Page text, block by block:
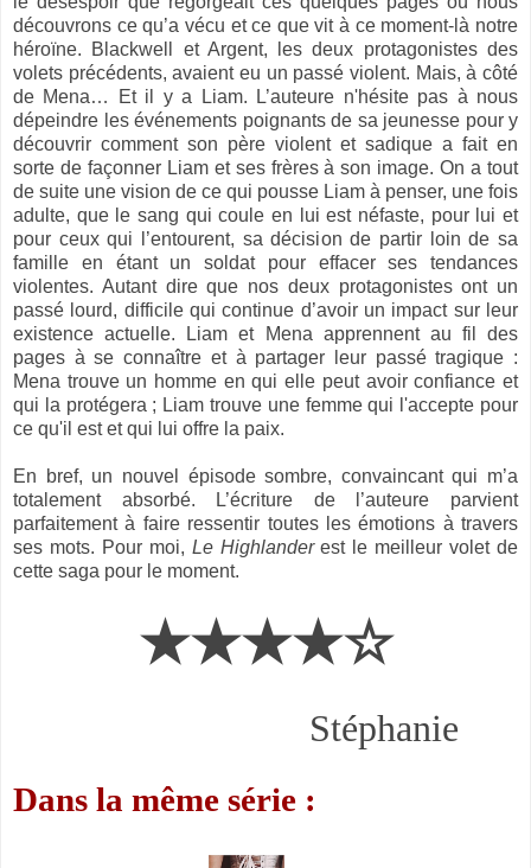
découvrons ce qu’a vécu et ce que vit à ce moment-là notre
héroïne. Blackwell et Argent, les deux protagonistes des
volets précédents, avaient eu un passé violent. Mais, à côté
de Mena… Et il y a Liam. L’auteure n'hésite pas à nous
dépeindre les événements poignants de sa jeunesse pour y
découvrir comment son père violent et sadique a fait en
sorte de façonner Liam et ses frères à son image. On a tout
de suite une vision de ce qui pousse Liam à penser, une fois
adulte, que le sang qui coule en lui est néfaste, pour lui et
pour ceux qui l’entourent, sa décision de partir loin de sa
famille en étant un soldat pour effacer ses tendances
violentes. Autant dire que nos deux protagonistes ont un
passé lourd, difficile qui continue d’avoir un impact sur leur
existence actuelle. Liam et Mena apprennent au fil des
pages à se connaître et à partager leur passé tragique :
Mena trouve un homme en qui elle peut avoir confiance et
qui la protégera ; Liam trouve une femme qui l'accepte pour
ce qu'il est et qui lui offre la paix.
En bref, un nouvel épisode sombre, convaincant qui m’a
totalement absorbé. L’écriture de l’auteure parvient
parfaitement à faire ressentir toutes les émotions à travers
ses mots. Pour moi, Le Highlanderest le meilleur volet de
cette saga pour le moment.
★★★★☆
Stéphanie
Dans la même série :